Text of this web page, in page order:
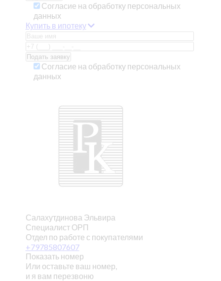
Согласие на обработку персональных
данных
Купить в ипотеку
Согласие на обработку персональных
данных
Салахутдинова Эльвира
Специалист ОРП
Отдел по работе с покупателями
+79785807607
Показать номер
Или оставьте ваш номер,
и я вам перезвоню